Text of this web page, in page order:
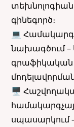
գինեգործ։
💻
նախագծում –
գրաֆիկական
🖥
սպասարկում